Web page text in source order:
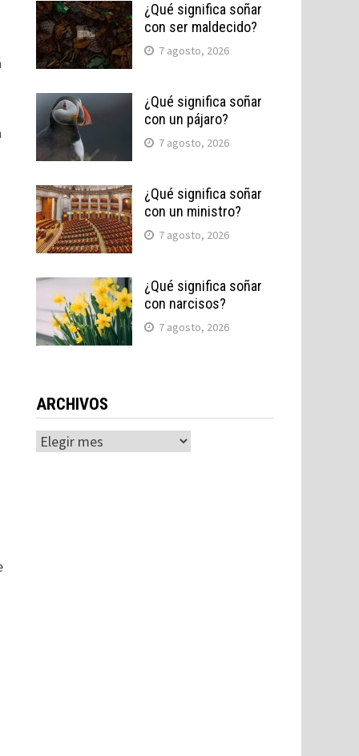
¿Qué significa soñar
con ser maldecido?
7 agosto, 2026
¿Qué significa soñar
con un pájaro?
7 agosto, 2026
¿Qué significa soñar
con un ministro?
7 agosto, 2026
¿Qué significa soñar
con narcisos?
7 agosto, 2026
ARCHIVOS
Archivos